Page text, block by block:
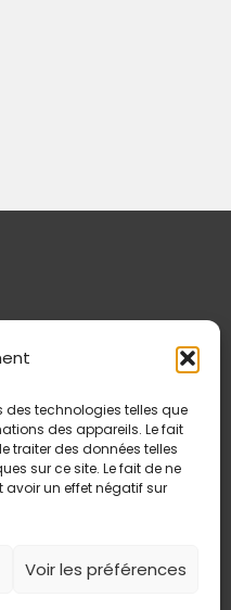
des technologies telles que
des appareils. Le fait
traiter des données telles
sur ce site. Le fait de ne
avoir un effet négatif sur
Voir les préférences
droits réservés.